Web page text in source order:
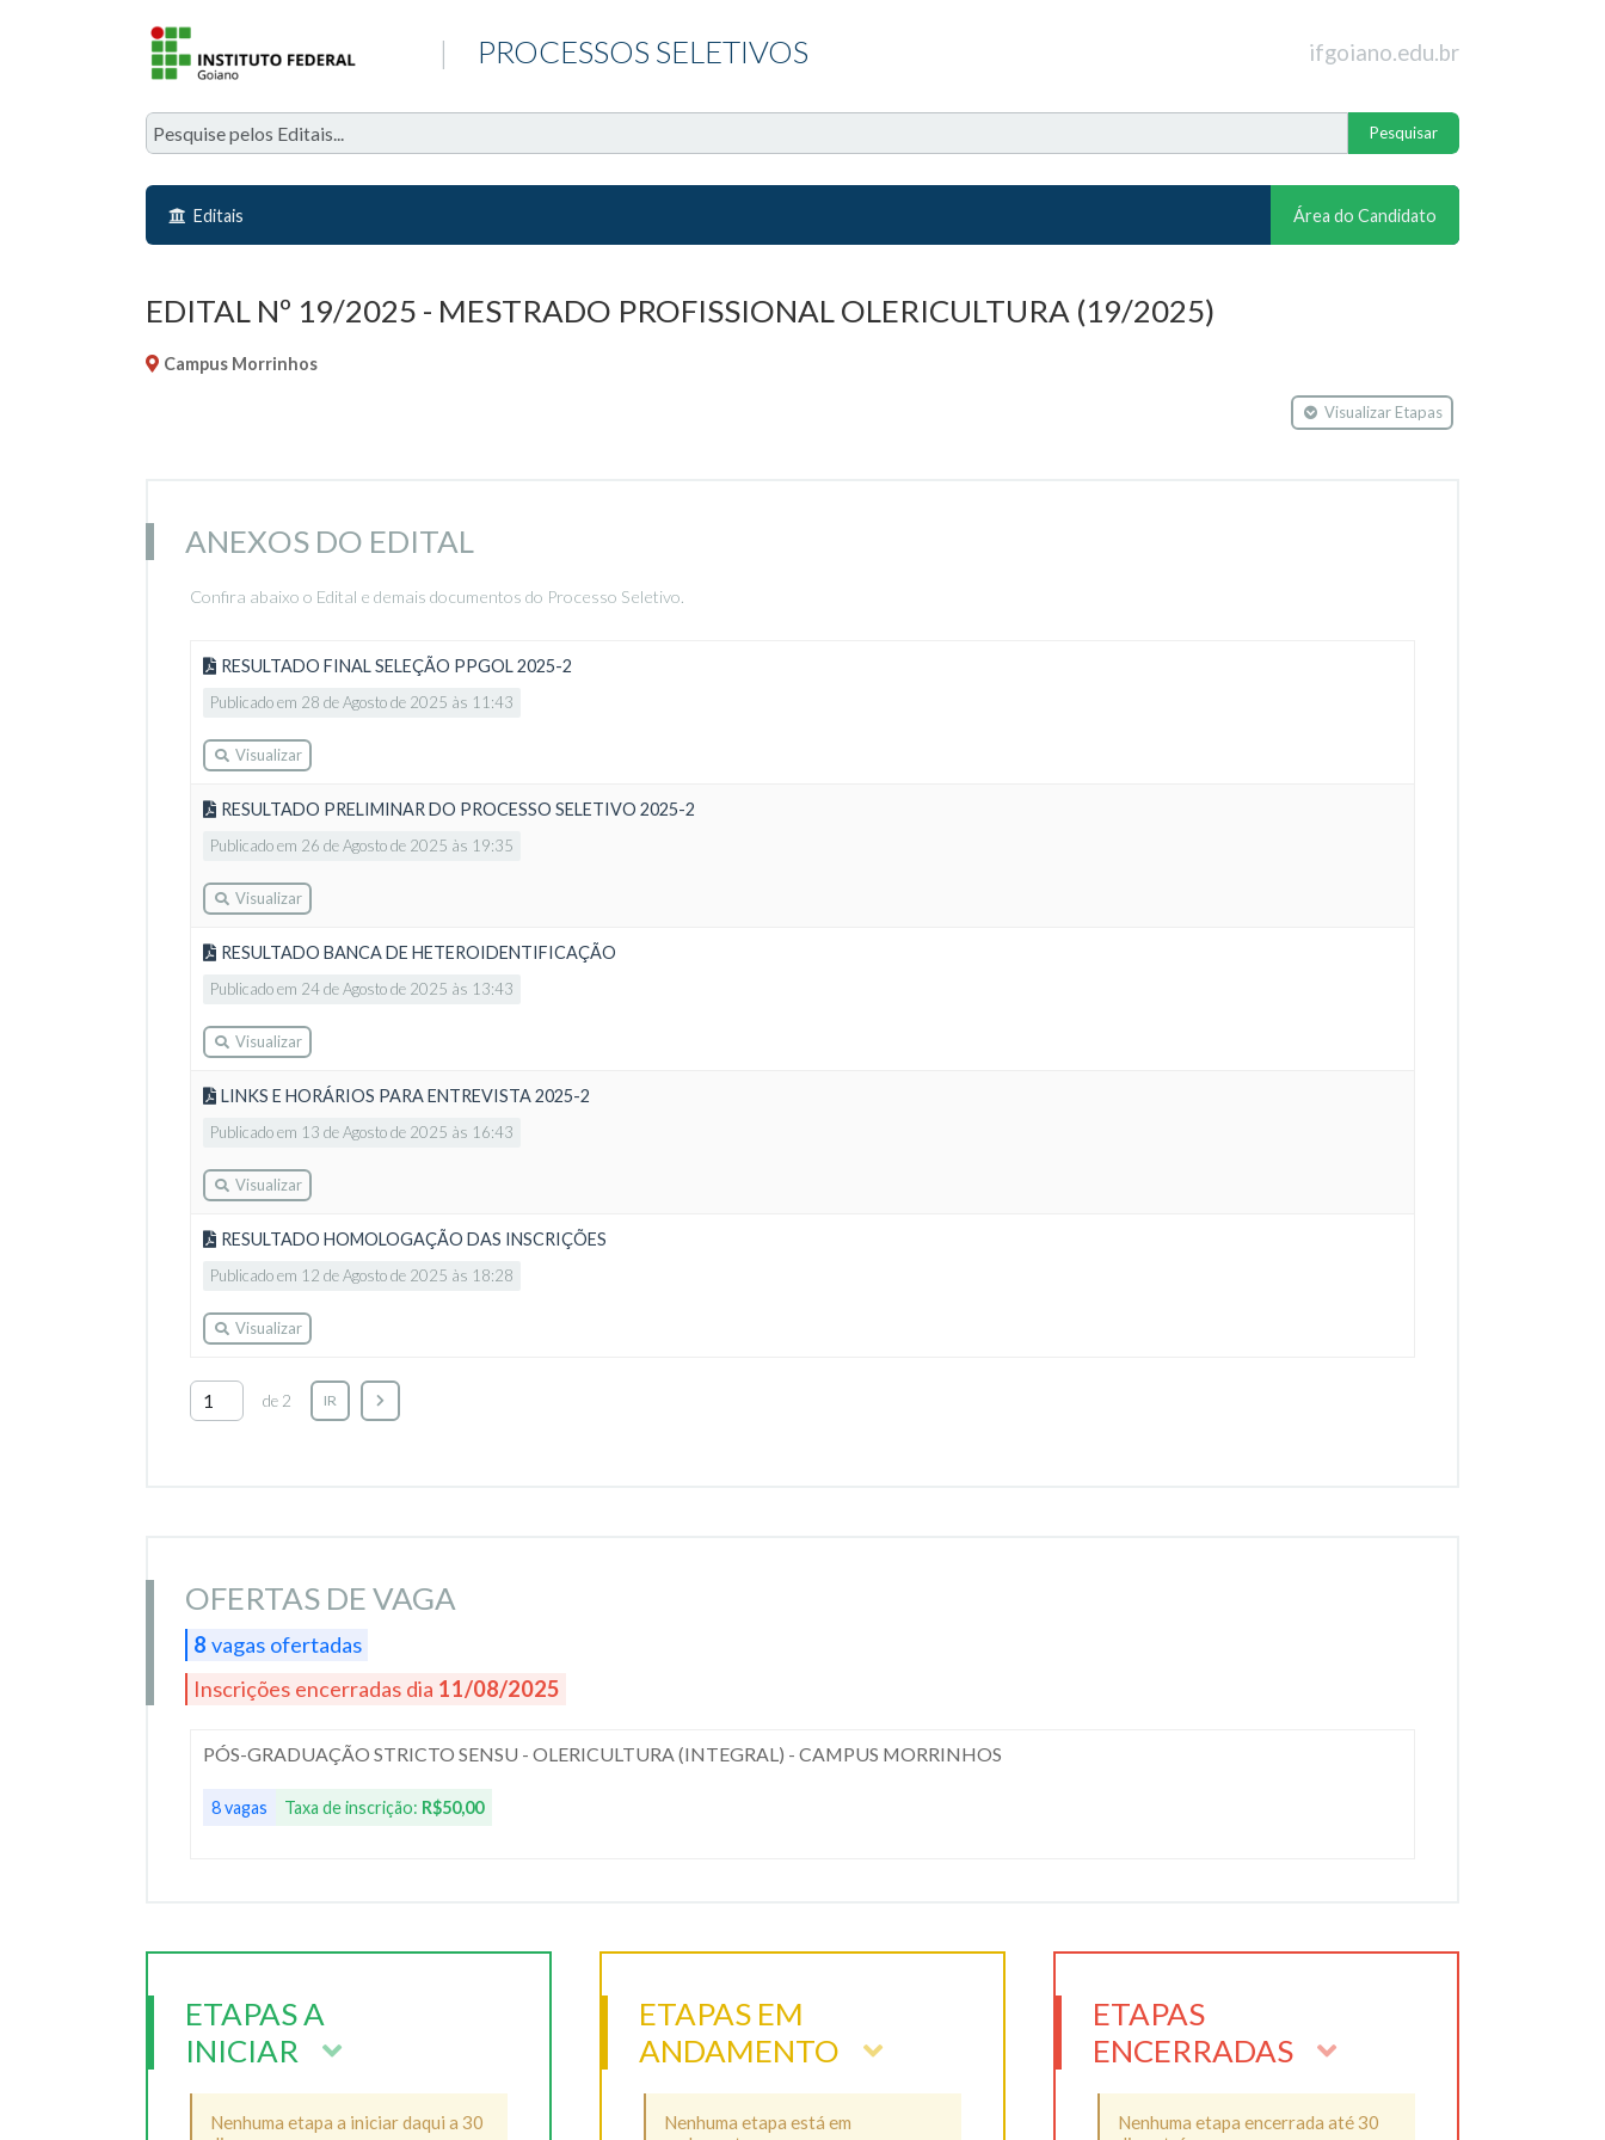
| PROCESSOS SELETIVOS ifgoiano.edu.br
Editais Área do Candidato
EDITAL Nº 19/2025 - MESTRADO PROFISSIONAL OLERICULTURA (19/2025)
Campus Morrinhos
Visualizar Etapas
ANEXOS DO EDITAL
Confira abaixo o Edital e demais documentos do Processo Seletivo.
RESULTADO FINAL SELEÇÃO PPGOL 2025-2
Publicado em 28 de Agosto de 2025 às 11:43
Visualizar
RESULTADO PRELIMINAR DO PROCESSO SELETIVO 2025-2
Publicado em 26 de Agosto de 2025 às 19:35
Visualizar
RESULTADO BANCA DE HETEROIDENTIFICAÇÃO
Publicado em 24 de Agosto de 2025 às 13:43
Visualizar
LINKS E HORÁRIOS PARA ENTREVISTA 2025-2
Publicado em 13 de Agosto de 2025 às 16:43
Visualizar
RESULTADO HOMOLOGAÇÃO DAS INSCRIÇÕES
Publicado em 12 de Agosto de 2025 às 18:28
Visualizar
de 2 IR
OFERTAS DE VAGA
8 vagas ofertadas
Inscrições encerradas dia 11/08/2025
PÓS-GRADUAÇÃO STRICTO SENSU - OLERICULTURA (INTEGRAL) - CAMPUS MORRINHOS
8 vagas Taxa de inscrição: R$50,00
ETAPAS A
INICIAR
Nenhuma etapa a iniciar daqui a 30
ETAPAS EM
ANDAMENTO
Nenhuma etapa está em
ETAPAS
ENCERRADAS
Nenhuma etapa encerrada até 30